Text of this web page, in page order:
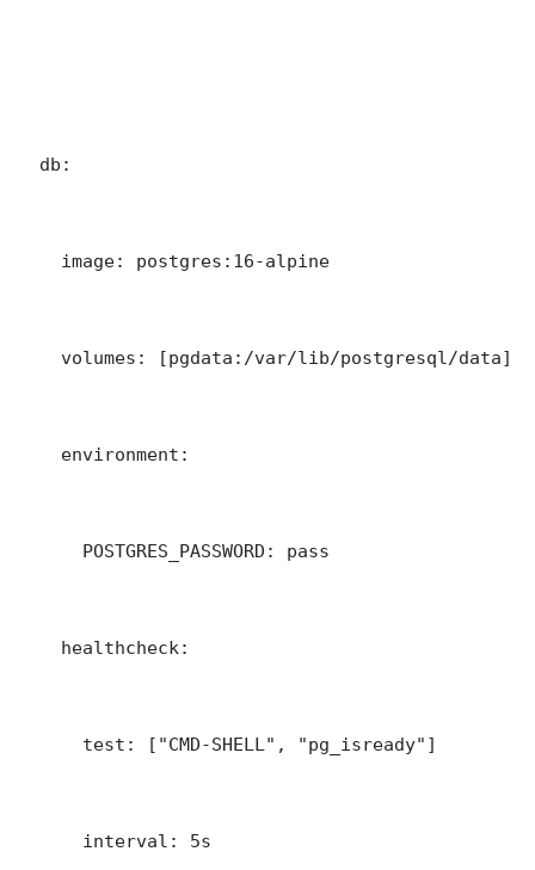
  db:
    image: postgres:16-alpine
    volumes: [pgdata:/var/lib/postgresql/data]
    environment:
      POSTGRES_PASSWORD: pass
    healthcheck:
      test: ["CMD-SHELL", "pg_isready"]
      interval: 5s